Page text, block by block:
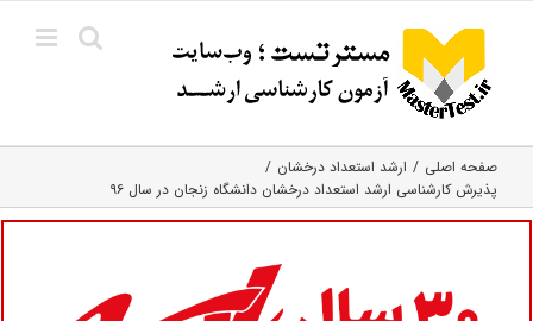
content
صفحه اصلی
ارشد استعداد درخشان
پذیرش کارشناسی ارشد استعداد درخشان دانشگاه زنجان در سال ۹۶